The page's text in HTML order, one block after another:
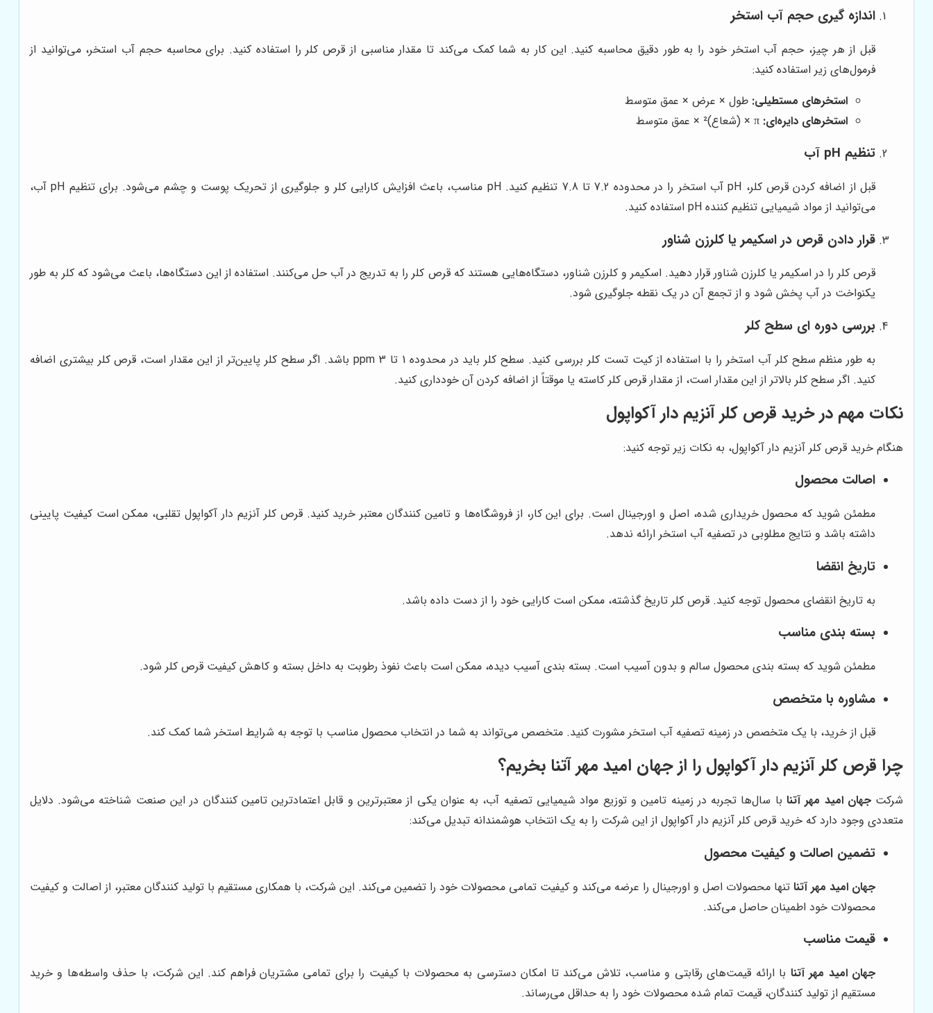
اندازه گیری حجم آب استخر
قبل از هر چیز، حجم آب استخر خود را به طور دقیق محاسبه کنید. این کار به شما کمک می‌کند تا مقدار مناسبی از قرص کلر را استفاده کنید. برای محاسبه حجم آب استخر، می‌توانید از
فرمول‌های زیر استفاده کنید:
استخرهای مستطیلی: طول × عرض × عمق متوسط
استخرهای دایره‌ای:
تنظیم pH آب
قبل از اضافه کردن قرص کلر، pH آب استخر را در محدوده 7.2 تا 7.8 تنظیم کنید. pH مناسب، باعث افزایش کارایی کلر و جلوگیری از تحریک پوست و چشم می‌شود. برای تنظیم pH آب،
می‌توانید از مواد شیمیایی تنظیم کننده pH استفاده کنید.
قرار دادن قرص در اسکیمر یا کلرزن شناور
قرص کلر را در اسکیمر یا کلرزن شناور قرار دهید. اسکیمر و کلرزن شناور، دستگاه‌هایی هستند که قرص کلر را به تدریج در آب حل می‌کنند. استفاده از این دستگاه‌ها، باعث می‌شود که کلر به طور
یکنواخت در آب پخش شود و از تجمع آن در یک نقطه جلوگیری شود.
بررسی دوره ای سطح کلر
به طور منظم سطح کلر آب استخر را با استفاده از کیت تست کلر بررسی کنید. سطح کلر باید در محدوده 1 تا 3 ppm باشد. اگر سطح کلر پایین‌تر از این مقدار است، قرص کلر بیشتری اضافه
کنید. اگر سطح کلر بالاتر از این مقدار است، از مقدار قرص کلر کاسته یا موقتاً از اضافه کردن آن خودداری کنید.
نکات مهم در خرید قرص کلر آنزیم دار آکواپول
هنگام خرید قرص کلر آنزیم دار آکواپول، به نکات زیر توجه کنید:
اصالت محصول
مطمئن شوید که محصول خریداری شده، اصل و اورجینال است. برای این کار، از فروشگاه‌ها و تامین کنندگان معتبر خرید کنید. قرص کلر آنزیم دار آکواپول تقلبی، ممکن است کیفیت پایینی
داشته باشد و نتایج مطلوبی در تصفیه آب استخر ارائه ندهد.
تاریخ انقضا
به تاریخ انقضای محصول توجه کنید. قرص کلر تاریخ گذشته، ممکن است کارایی خود را از دست داده باشد.
بسته بندی مناسب
مطمئن شوید که بسته بندی محصول سالم و بدون آسیب است. بسته بندی آسیب دیده، ممکن است باعث نفوذ رطوبت به داخل بسته و کاهش کیفیت قرص کلر شود.
مشاوره با متخصص
قبل از خرید، با یک متخصص در زمینه تصفیه آب استخر مشورت کنید. متخصص می‌تواند به شما در انتخاب محصول مناسب با توجه به شرایط استخر شما کمک کند.
چرا قرص کلر آنزیم دار آکواپول را ازجهان امید مهر آتنا بخریم؟
شرکتجهان امید مهر آتنا با سال‌ها تجربه در زمینه تامین و توزیع مواد شیمیایی تصفیه آب، به عنوان یکی از معتبرترین و قابل اعتمادترین تامین کنندگان در این صنعت شناخته می‌شود. دلایل
متعددی وجود دارد که خرید قرص کلر آنزیم دار آکواپول از این شرکت را به یک انتخاب هوشمندانه تبدیل می‌کند:
تضمین اصالت و کیفیت محصول
جهان امید مهر آتناتنها محصولات اصل و اورجینال را عرضه می‌کند و کیفیت تمامی محصولات خود را تضمین می‌کند. این شرکت، با همکاری مستقیم با تولید کنندگان معتبر، از اصالت و کیفیت
محصولات خود اطمینان حاصل می‌کند.
قیمت مناسب
جهان امید مهر آتنا با ارائه قیمت‌های رقابتی و مناسب، تلاش می‌کند تا امکان دسترسی به محصولات با کیفیت را برای تمامی مشتریان فراهم کند. این شرکت، با حذف واسطه‌ها و خرید
مستقیم از تولید کنندگان، قیمت تمام شده محصولات خود را به حداقل می‌رساند.